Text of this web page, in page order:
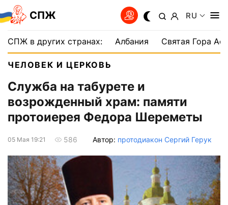
СПЖ RU
СПЖ в других странах: Албания Святая Гора
ЧЕЛОВЕК И ЦЕРКОВЬ
Служба на табурете и
возрожденный храм: памяти
протоиерея Федора Шереметы
05 Мая 19:21 586 Автор: протодиакон Сергий Герук